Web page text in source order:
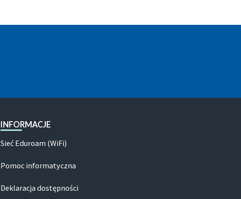
INFORMACJE
Sieć Eduroam (WiFi)
Pomoc informatyczna
Deklaracja dostępności